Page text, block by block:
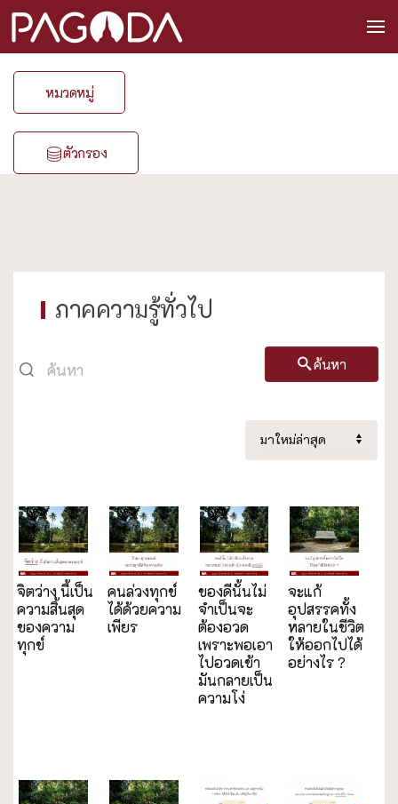
หมวดหมู่
ตัวกรอง
ภาคความรู้ทั่วไป
ค้นหา
จิตว่าง นี้เป็น
ความสิ้นสุด
ของความ
ทุกข์
คนล่วงทุกข์
ได้ด้วยความ
เพียร
ของดีนั้นไม่
จำเป็นจะ
ต้องอวด
เพราะพอเอา
ไปอวดเข้า
มันกลายเป็น
ความโง่
จะแก้
อุปสรรคทั้ง
หลายในชีวิต
ให้ออกไปได้
อย่างไร ?